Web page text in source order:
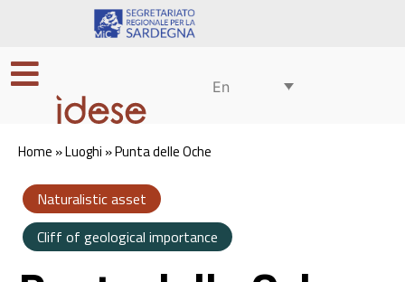
En
Home »Luoghi »Punta delle Oche
Naturalistic asset
Cliff of geological importance